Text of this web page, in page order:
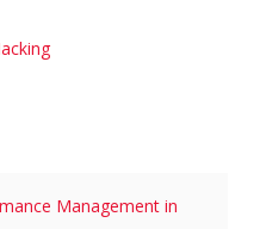
Management in